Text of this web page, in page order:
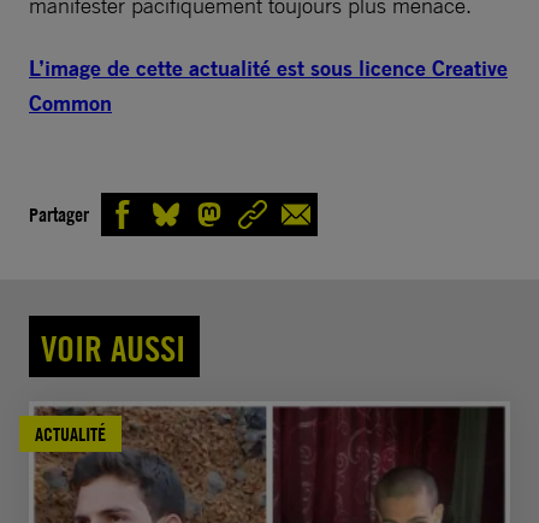
L’image de cette actualité est sous licence Creative
Common
Partager
VOIR AUSSI
ACTUALITÉ